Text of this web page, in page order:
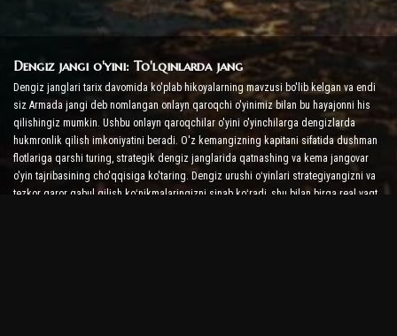
Dengiz jangi o'yini: To'lqinlarda jang
Dengiz janglari tarix davomida ko'plab hikoyalarning mavzusi bo'lib kelgan va endi
siz Armada jangi deb nomlangan onlayn qaroqchi o'yinimiz bilan bu hayajonni his
qilishingiz mumkin. Ushbu onlayn qaroqchilar o'yini o'yinchilarga dengizlarda
hukmronlik qilish imkoniyatini beradi. O'z kemangizning kapitani sifatida dushman
flotlariga qarshi turing, strategik dengiz janglarida qatnashing va kema jangovar
o'yin tajribasining cho'qqisiga ko'taring. Dengiz urushi oʻyinlari strategiyangizni va
tezkor qaror qabul qilish koʻnikmalaringizni sinab koʻradi, shu bilan birga real vaqt